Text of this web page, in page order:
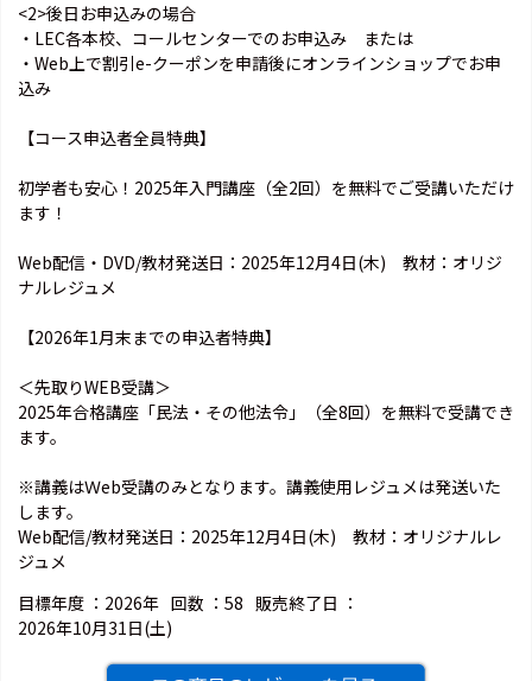
<2>後日お申込みの場合
・LEC各本校、コールセンターでのお申込み または
・Web上で割引e-クーポンを申請後にオンラインショップでお申
込み
【コース申込者全員特典】
初学者も安心！2025年入門講座（全2回）を無料でご受講いただけ
ます！
Web配信・DVD/教材発送日：2025年12月4日(木) 教材：オリジ
ナルレジュメ
【2026年1月末までの申込者特典】
＜先取りWEB受講＞
2025年合格講座「民法・その他法令」（全8回）を無料で受講でき
ます。
※講義はＷeb受講のみとなります。講義使用レジュメは発送いた
します。
Web配信/教材発送日：2025年12月4日(木) 教材：オリジナルレ
ジュメ
目標年度 ： 2026年 回数 ： 58 販売終了日 ：
2026年10月31日(土)